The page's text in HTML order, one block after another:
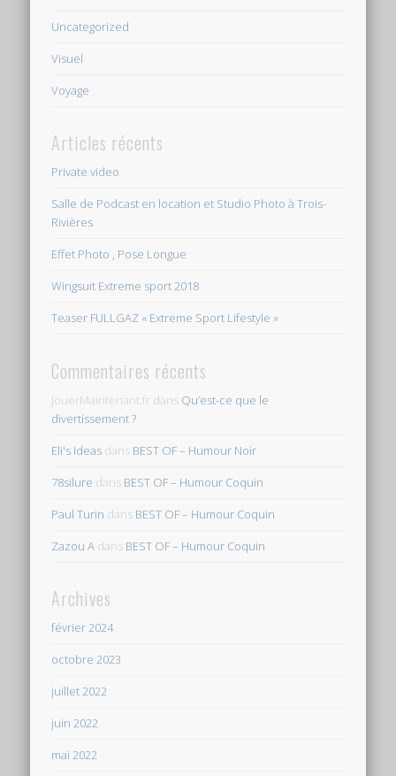
Uncategorized
Visuel
Voyage
Articles récents
Private video
Salle de Podcast en location et Studio Photo à Trois-
Rivières
Effet Photo , Pose Longue
Wingsuit Extreme sport 2018
Teaser FULLGAZ « Extreme Sport Lifestyle »
Commentaires récents
JouerMaintenant.fr dans Qu’est-ce que le
divertissement ?
Eli's Ideas dans BEST OF – Humour Noir
78silure dans BEST OF – Humour Coquin
Paul Turin dans BEST OF – Humour Coquin
Zazou A dans BEST OF – Humour Coquin
Archives
février 2024
octobre 2023
juillet 2022
juin 2022
mai 2022